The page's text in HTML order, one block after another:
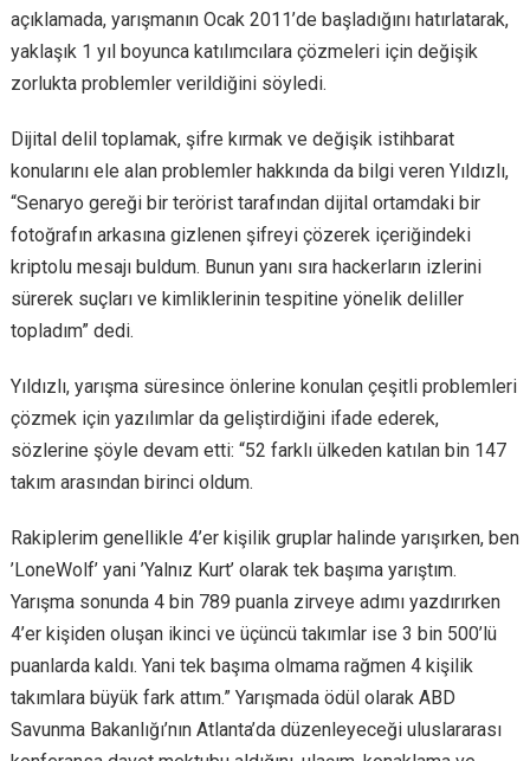
açıklamada, yarışmanın Ocak 2011’de başladığını hatırlatarak,
yaklaşık 1 yıl boyunca katılımcılara çözmeleri için değişik
zorlukta problemler verildiğini söyledi.
Dijital delil toplamak, şifre kırmak ve değişik istihbarat
konularını ele alan problemler hakkında da bilgi veren Yıldızlı,
“Senaryo gereği bir terörist tarafından dijital ortamdaki bir
fotoğrafın arkasına gizlenen şifreyi çözerek içeriğindeki
kriptolu mesajı buldum. Bunun yanı sıra hackerların izlerini
sürerek suçları ve kimliklerinin tespitine yönelik deliller
topladım” dedi.
Yıldızlı, yarışma süresince önlerine konulan çeşitli problemleri
çözmek için yazılımlar da geliştirdiğini ifade ederek,
sözlerine şöyle devam etti: “52 farklı ülkeden katılan bin 147
takım arasından birinci oldum.
Rakiplerim genellikle 4’er kişilik gruplar halinde yarışırken, ben
’LoneWolf’ yani ’Yalnız Kurt’ olarak tek başıma yarıştım.
Yarışma sonunda 4 bin 789 puanla zirveye adımı yazdırırken
4’er kişiden oluşan ikinci ve üçüncü takımlar ise 3 bin 500’lü
puanlarda kaldı. Yani tek başıma olmama rağmen 4 kişilik
takımlara büyük fark attım.” Yarışmada ödül olarak ABD
Savunma Bakanlığı’nın Atlanta’da düzenleyeceği uluslararası